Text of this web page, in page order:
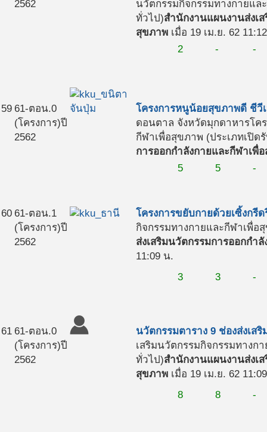
2562
นวัตกรรมกิจกรรมทางกายแล
ทั่วไป)สำนักงานแผนงานส่งเ
สุขภาพ เมื่อ 19 เม.ย. 62
2
- -
59 61-ตอน.0
(โครงการ)ปี
2562
โครงการหนูน้อยสุขภาพดี ชีวี
ดอนตาล จังหวัดมุกดาหารโค
กีฬาเพื่อสุขภาพ (ประเภทเปิด
การออกกำลังกายและกีฬาเพื่
5
5 -
60 61-ตอน.1
(โครงการ)ปี
2562
โครงการขยับกายด้วยเซิ้งกรี
กิจกรรมทางกายและกีฬาเพื่อ
ส่งเสริมนวัตกรรมการออกกำ
11:09 น.
3
3 -
61 61-ตอน.0
(โครงการ)ปี
2562
นวัตกรรมตาราง 9 ช่องส่งเส
เสริมนวัตกรรมกิจกรรมทางก
ทั่วไป)สำนักงานแผนงานส่งเ
สุขภาพ เมื่อ 19 เม.ย. 62
8
8 -